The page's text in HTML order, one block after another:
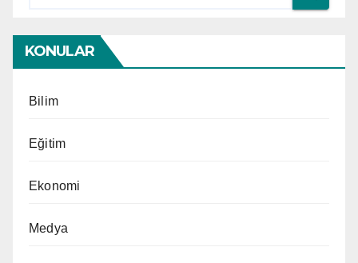
KONULAR
Bilim
Eğitim
Ekonomi
Medya